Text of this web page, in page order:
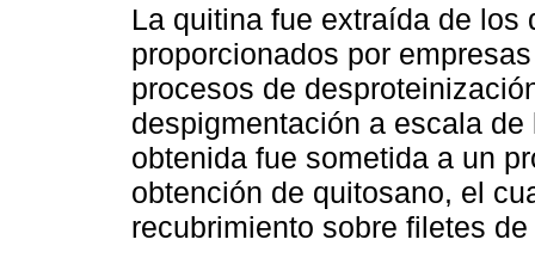
La quitina fue extraída de los
proporcionados por
procesos de
despigmentación a escala
obtenida fue sometida a un
obtención de quitosano, el
recubrimiento sobre filetes